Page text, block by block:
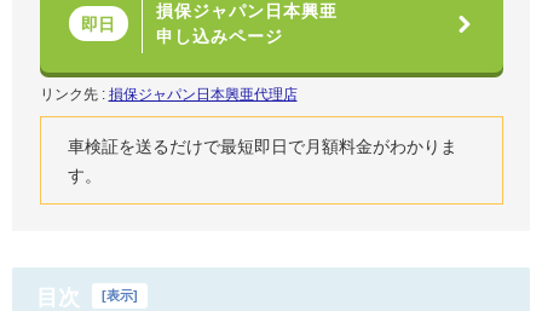
即日
損保ジャパン日本興亜
申し込みページ
リンク先 : 損保ジャパン日本興亜代理店
車検証を送るだけで最短即日で月額料金がわかりま
す。
目次 [表示]